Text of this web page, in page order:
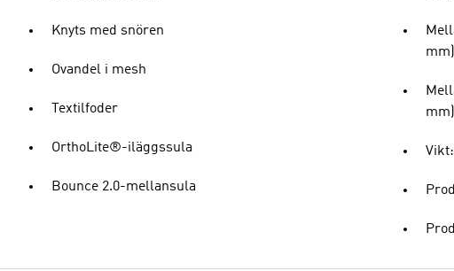
Knyts med snören
Ovandel i mesh
Textilfoder
OrthoLite®-iläggssula
Bounce 2.0-mellansula
mm)
mm)